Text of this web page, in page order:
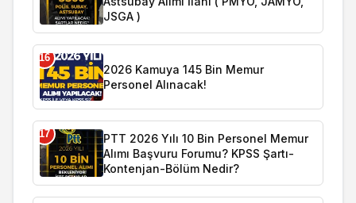
JSGA )
16
2026 Kamuya 145 Bin Memur
Personel Alınacak!
17
PTT 2026 Yılı 10 Bin Personel Memur
Alımı Başvuru Forumu? KPSS Şartı-
Kontenjan-Bölüm Nedir?